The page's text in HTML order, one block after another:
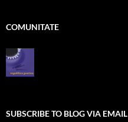
COMUNITATE
SUBSCRIBE TO BLOG VIA EMAIL